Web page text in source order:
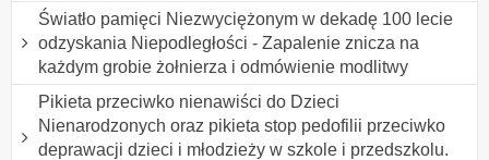
Światło pamięci Niezwyciężonym w dekadę 100 lecie
odzyskania Niepodległości - Zapalenie znicza na
każdym grobie żołnierza i odmówienie modlitwy
Pikieta przeciwko nienawiści do Dzieci
Nienarodzonych oraz pikieta stop pedofilii przeciwko
deprawacji dzieci i młodzieży w szkole i przedszkolu.